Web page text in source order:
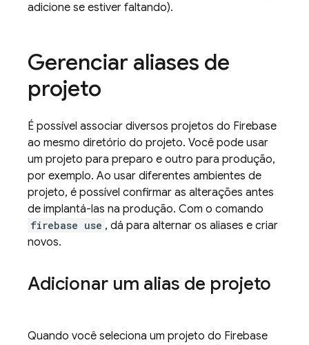
adicione se estiver faltando).
Gerenciar aliases de
projeto
É possível associar diversos projetos do Firebase
ao mesmo diretório do projeto. Você pode usar
um projeto para preparo e outro para produção,
por exemplo. Ao usar diferentes ambientes de
projeto, é possível confirmar as alterações antes
de implantá-las na produção. Com o comando
firebase use , dá para alternar os aliases e criar
novos.
Adicionar um alias de projeto
Quando você seleciona um projeto do Firebase